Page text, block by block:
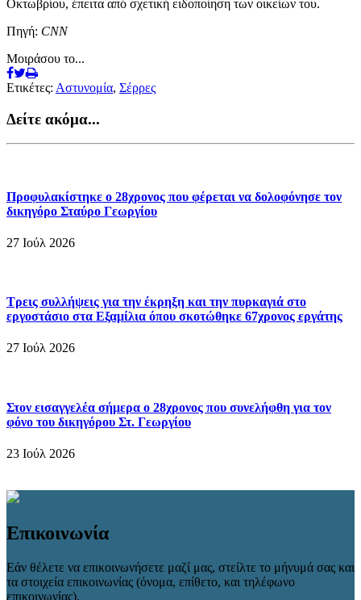
Οκτωβρίου, έπειτα από σχετική ειδοποίηση των οικείων του.
Πηγή: CNN
Μοιράσου το...
Ετικέτες: Αστυνομία, Σέρρες
Δείτε ακόμα...
Προφυλακίστηκε ο 28χρονος που φέρεται να δολοφόνησε τον
δικηγόρο Σταύρο Γεωργίου
27 Ιούλ 2026
Τρεις συλλήψεις για την έκρηξη και την πυρκαγιά στο
εργοστάσιο στα Εξαμίλια όπου σκοτώθηκε 67χρονος εργάτης
27 Ιούλ 2026
Στον εισαγγελέα σήμερα ο 28χρονος που συνελήφθη για τον
φόνο του δικηγόρου Στ. Γεωργίου
23 Ιούλ 2026
Επικοινωνία
Εάν θέλετε να επικοινωνήσετε μαζί μας, στείλτε το μήνυμά σας και
τα στοιχεία επικοινωνίας (όνομα, επίθετο, και τηλέφωνο
επικοινωνίας).